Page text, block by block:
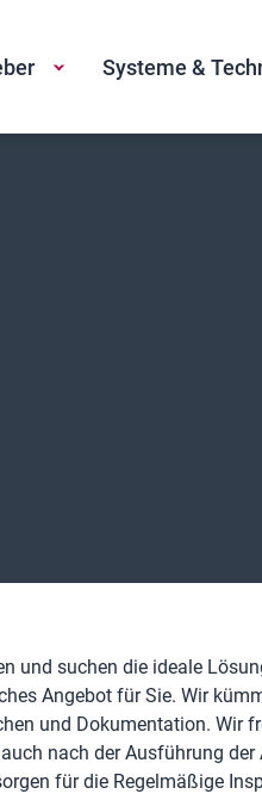
Systeme &
und suchen die ideale
Angebot für Sie. Wir
und Dokumentation. Wir
nach der Ausführung
für die Regelmäßige